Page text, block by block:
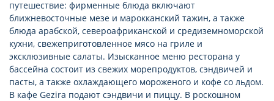
путешествие: фирменные блюда включают
ближневосточные мезе и марокканский тажин, а также
блюда арабской, североафриканской и средиземноморской
кухни, свежеприготовленное мясо на гриле и
эксклюзивные салаты. Изысканное меню ресторана у
бассейна состоит из свежих морепродуктов, сэндвичей и
пасты, а также охлаждающего мороженого и кофе со льдом.
В кафе Gezira подают сэндвичи и пиццу. В роскошном